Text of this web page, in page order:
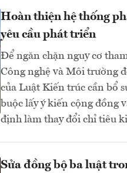
Hoàn thiện hệ thống
yêu cầu phát triển
Để ngăn chặn nguy cơ
Công nghệ và Môi trường
của Luật Kiến trúc cần bổ
buộc lấy ý kiến cộng đồng
định làm thay đổi chỉ tiêu
Sửa đồng bộ ba luật